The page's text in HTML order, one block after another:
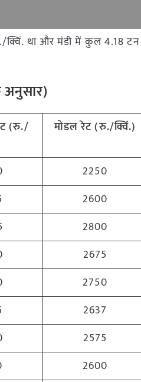
क्विं. था और मंडी में कुल 4.18 टन
(रु./
मोडल रेट(रु./क्विं.)
2250
2600
2800
2675
2750
2637
2575
2600